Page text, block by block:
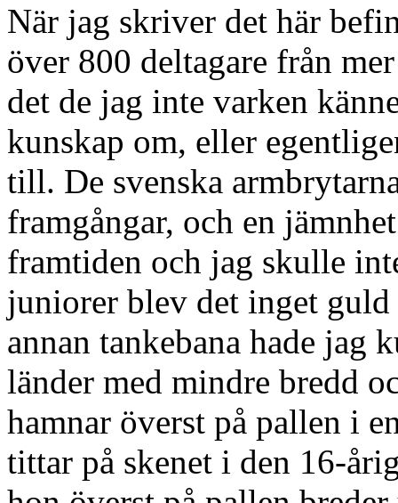
När jag skriver det här
över 800 deltagare från
det de jag inte varken
kunskap om, eller
till. De svenska
framgångar, och en
framtiden och jag skulle
juniorer blev det inget
annan tankebana hade jag
länder med mindre bredd
hamnar överst på pallen i
tittar på skenet i den 16-